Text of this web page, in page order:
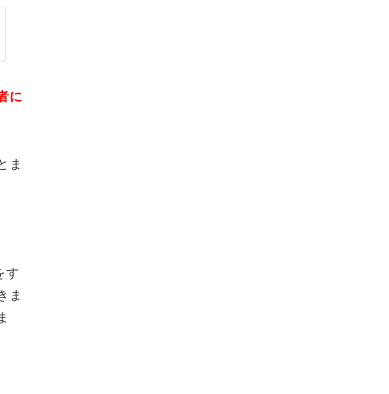
に
ま
す
ま